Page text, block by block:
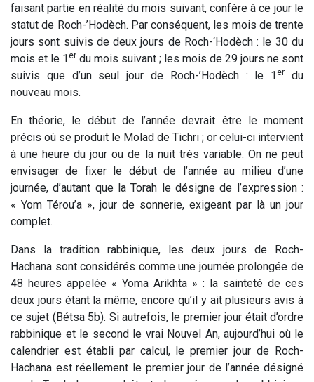
faisant partie en réalité du mois suivant, confère à ce jour le
statut de Roch-’Hodèch. Par conséquent, les mois de trente
jours sont suivis de deux jours de Roch-‘Hodèch : le 30 du
mois et le 1 er du mois suivant ; les mois de 29 jours ne sont
suivis que d’un seul jour de Roch-’Hodèch : le 1 er
du
nouveau mois.
En théorie, le début de l’année devrait être le moment
précis où se produit le Molad de Tichri ; or celui-ci intervient
à une heure du jour ou de la nuit très variable. On ne peut
envisager de fixer le début de l’année au milieu d’une
journée, d’autant que la Torah le désigne de l’expression :
« Yom Térou’a », jour de sonnerie, exigeant par là un jour
complet.
Dans la tradition rabbinique, les deux jours de Roch-
Hachana sont considérés comme une journée prolongée de
48 heures appelée « Yoma Arikhta » : la sainteté de ces
deux jours étant la même, encore qu’il y ait plusieurs avis à
ce sujet (Bétsa 5b). Si autrefois, le premier jour était d’ordre
rabbinique et le second le vrai Nouvel An, aujourd’hui où le
calendrier est établi par calcul, le premier jour de Roch-
Hachana est réellement le premier jour de l’année désigné